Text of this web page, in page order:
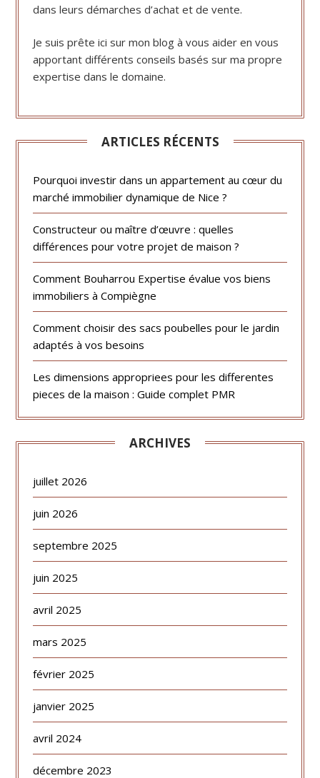
dans leurs démarches d’achat et de vente.
Je suis prête ici sur mon blog à vous aider en vous
apportant différents conseils basés sur ma propre
expertise dans le domaine.
ARTICLES RÉCENTS
Pourquoi investir dans un appartement au cœur du
marché immobilier dynamique de Nice ?
Constructeur ou maître d’œuvre : quelles
différences pour votre projet de maison ?
Comment Bouharrou Expertise évalue vos biens
immobiliers à Compiègne
Comment choisir des sacs poubelles pour le jardin
adaptés à vos besoins
Les dimensions appropriees pour les differentes
pieces de la maison : Guide complet PMR
ARCHIVES
juillet 2026
juin 2026
septembre 2025
juin 2025
avril 2025
mars 2025
février 2025
janvier 2025
avril 2024
décembre 2023